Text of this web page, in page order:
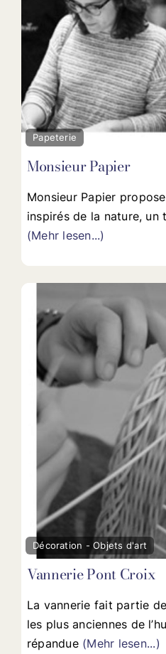
Papeterie
Monsieur Papier
Monsieur Papier
inspirés de la nature, un
(Mehr lesen...)
Décoration - Objets d'art
Vannerie Pont Croix
La vannerie fait partie
les plus anciennes de
répandue (Mehr lesen...)